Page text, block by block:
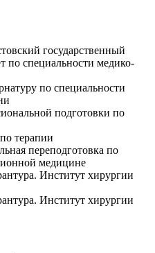
государственный
по специальности медико-
по специальности
подготовки по
терапии
переподготовка по
медицине
Институт хирургии
Институт хирургии